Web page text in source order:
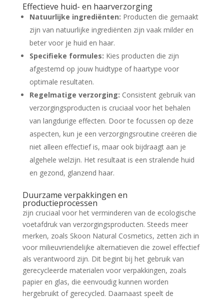
Effectieve huid- en haarverzorging
Natuurlijke ingrediënten: Producten die gemaakt
zijn van natuurlijke ingrediënten zijn vaak milder en
beter voor je huid en haar.
Specifieke formules: Kies producten die zijn
afgestemd op jouw huidtype of haartype voor
optimale resultaten.
Regelmatige verzorging: Consistent gebruik van
verzorgingsproducten is cruciaal voor het behalen
van langdurige effecten. Door te focussen op deze
aspecten, kun je een verzorgingsroutine creëren die
niet alleen effectief is, maar ook bijdraagt aan je
algehele welzijn. Het resultaat is een stralende huid
en gezond, glanzend haar.
Duurzame verpakkingen en
productieprocessen
zijn cruciaal voor het verminderen van de ecologische
voetafdruk van verzorgingsproducten. Steeds meer
merken, zoals Skoon Natural Cosmetics, zetten zich in
voor milieuvriendelijke alternatieven die zowel effectief
als verantwoord zijn. Dit begint bij het gebruik van
gerecycleerde materialen voor verpakkingen, zoals
papier en glas, die eenvoudig kunnen worden
hergebruikt of gerecycled. Daarnaast speelt de